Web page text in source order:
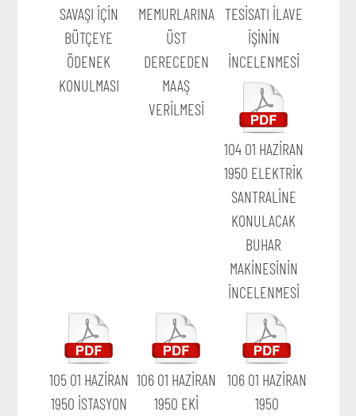
SAVAŞI İÇİN
BÜTÇEYE
ÖDENEK
KONULMASI
MEMURLARINA
ÜST
DERECEDEN
MAAŞ
VERİLMESİ
TESİSATI İLAVE
İŞİNİN
İNCELENMESİ
104 01 HAZİRAN
1950 ELEKTRİK
SANTRALİNE
KONULACAK
BUHAR
MAKİNESİNİN
İNCELENMESİ
105 01 HAZİRAN
1950 İSTASYON
106 01 HAZİRAN
1950 EKİ
106 01 HAZİRAN
1950